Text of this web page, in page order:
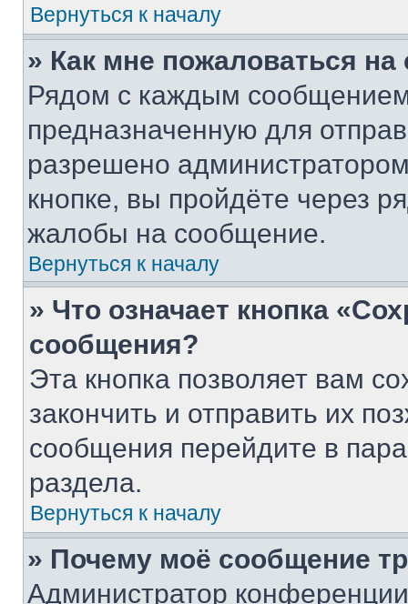
Вернуться к началу
» Как мне пожаловаться
Рядом с каждым сообщением
предназначенную для
разрешено
кнопке, вы пройдёте через
жалобы на сообщение.
Вернуться к началу
» Что означает кнопка
сообщения?
Эта кнопка позволяет вам
закончить и отправить их
сообщения перейдите в
раздела.
Вернуться к началу
» Почему моё сообщение
Администратор